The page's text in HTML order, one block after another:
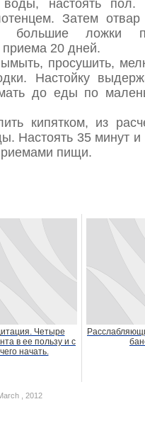
настоять пол.
Затем
большие ложки
20 дней.
просушить,
Настойку
до еды по
кипятком, из
Настоять 35 минут и
пищи.
Четыре
в ее пользу и с
чего начать.
, 2012